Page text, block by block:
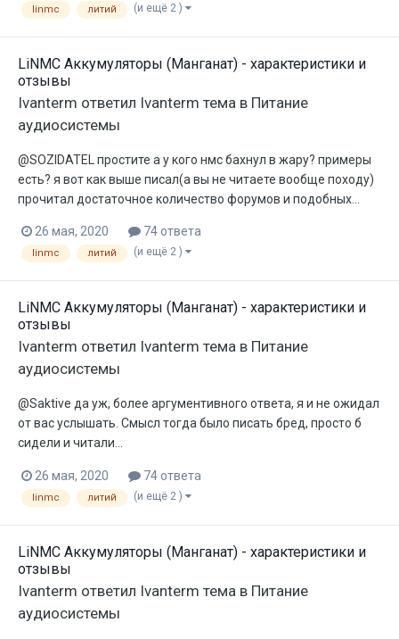
linmc литий (и ещё 2 )
LiNMC Аккумуляторы (Манганат) - характеристики и
отзывы
Ivanterm ответил Ivanterm тема в Питание
аудиосистемы
@SOZIDATEL простите а у кого нмс бахнул в жару? примеры
есть? я вот как выше писал(а вы не читаете вообще походу)
прочитал достаточное количество форумов и подобных...
26 мая, 2020 74 ответа
linmc литий (и ещё 2 )
LiNMC Аккумуляторы (Манганат) - характеристики и
отзывы
Ivanterm ответил Ivanterm тема в Питание
аудиосистемы
@Saktive да уж, более аргументивного ответа, я и не ожидал
от вас услышать. Смысл тогда было писать бред, просто б
сидели и читали...
26 мая, 2020 74 ответа
linmc литий (и ещё 2 )
LiNMC Аккумуляторы (Манганат) - характеристики и
отзывы
Ivanterm ответил Ivanterm тема в Питание
аудиосистемы